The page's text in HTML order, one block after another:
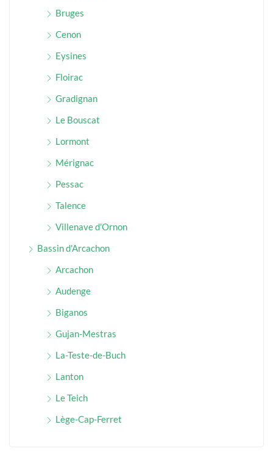
Bruges
Cenon
Eysines
Floirac
Gradignan
Le Bouscat
Lormont
Mérignac
Pessac
Talence
Villenave d'Ornon
Bassin d'Arcachon
Arcachon
Audenge
Biganos
Gujan-Mestras
La-Teste-de-Buch
Lanton
Le Teich
Lège-Cap-Ferret